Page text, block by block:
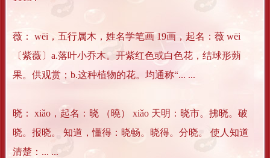
薇： wēi，五行属木，姓名学笔画 19画，起名：薇 wēi
〔紫薇〕a.落叶小乔木。开紫红色或白色花，结球形蒴
果。供观赏；b.这种植物的花。均通称“... ...
晓： xiǎo，起名：晓 （曉） xiǎo 天明：晓市。拂晓。破
晓。报晓。 知道，懂得：晓畅。晓得。分晓。 使人知道
清楚：... ...